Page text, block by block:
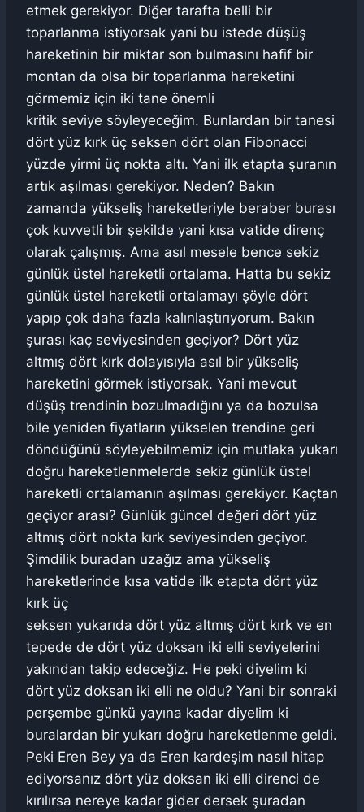
etmek gerekiyor. Diğer tarafta belli bir
toparlanma istiyorsak yani bu istede düşüş
hareketinin bir miktar son bulmasını hafif bir
montan da olsa bir toparlanma hareketini
görmemiz için iki tane önemli
kritik seviye söyleyeceğim. Bunlardan bir tanesi
dört yüz kırk üç seksen dört olan Fibonacci
yüzde yirmi üç nokta altı. Yani ilk etapta şuranın
artık aşılması gerekiyor. Neden? Bakın
zamanda yükseliş hareketleriyle beraber burası
çok kuvvetli bir şekilde yani kısa vatide direnç
olarak çalışmış. Ama asıl mesele bence sekiz
günlük üstel hareketli ortalama. Hatta bu sekiz
günlük üstel hareketli ortalamayı şöyle dört
yapıp çok daha fazla kalınlaştırıyorum. Bakın
şurası kaç seviyesinden geçiyor? Dört yüz
altmış dört kırk dolayısıyla asıl bir yükseliş
hareketini görmek istiyorsak. Yani mevcut
düşüş trendinin bozulmadığını ya da bozulsa
bile yeniden fiyatların yükselen trendine geri
döndüğünü söyleyebilmemiz için mutlaka yukarı
doğru hareketlenmelerde sekiz günlük üstel
hareketli ortalamanın aşılması gerekiyor. Kaçtan
geçiyor arası? Günlük güncel değeri dört yüz
altmış dört nokta kırk seviyesinden geçiyor.
Şimdilik buradan uzağız ama yükseliş
hareketlerinde kısa vatide ilk etapta dört yüz
kırk üç
seksen yukarıda dört yüz altmış dört kırk ve en
tepede de dört yüz doksan iki elli seviyelerini
yakından takip edeceğiz. He peki diyelim ki
dört yüz doksan iki elli ne oldu? Yani bir sonraki
perşembe günkü yayına kadar diyelim ki
buralardan bir yukarı doğru hareketlenme geldi.
Peki Eren Bey ya da Eren kardeşim nasıl hitap
ediyorsanız dört yüz doksan iki elli direnci de
kırılırsa nereye kadar gider dersek şuradan